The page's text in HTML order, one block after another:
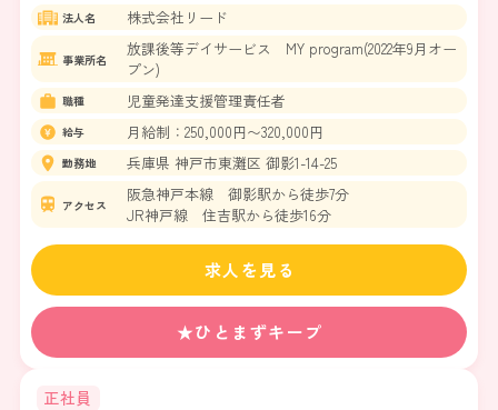
法人名 株式会社リード
事業所名
放課後等デイサービス MY program(2022年9月オー
プン)
職種 児童発達支援管理責任者
給与 月給制：250,000円〜320,000円
勤務地 兵庫県 神戸市東灘区 御影1-14-25
アクセス
阪急神戸本線 御影駅から徒歩7分
JR神戸線 住吉駅から徒歩16分
★ひとまずキープ
求人を見る
正社員